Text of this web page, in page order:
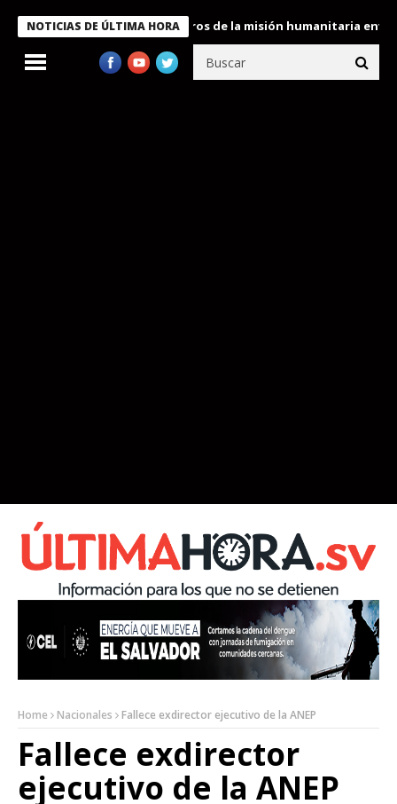
NOTICIAS DE ÚLTIMA HORA
condecora a miembros de la misión humanitaria enviada a
Home Nacionales Fallece exdirector ejecutivo de la ANEP
Fallece exdirector
ejecutivo de la ANEP